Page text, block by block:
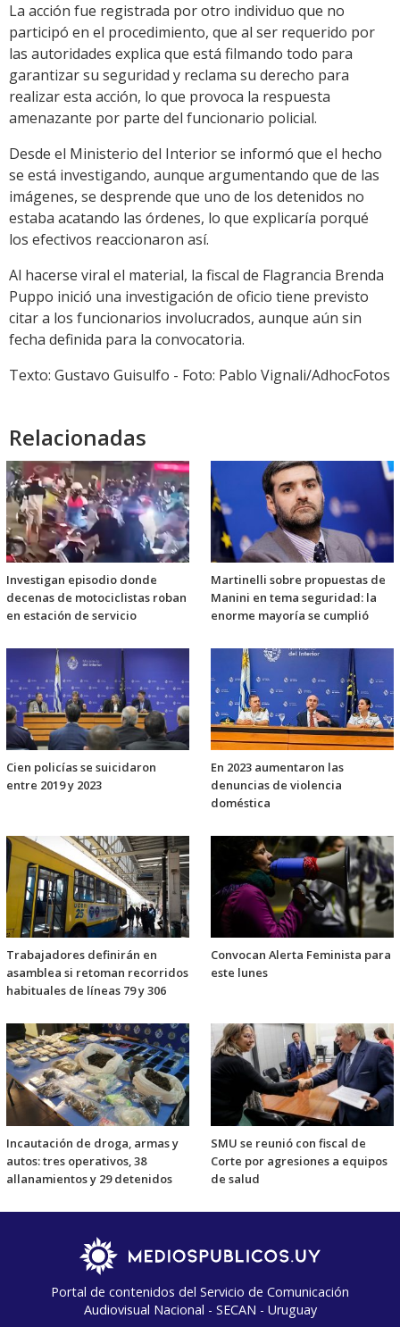
La acción fue registrada por otro individuo que no
participó en el procedimiento, que al ser requerido por
las autoridades explica que está filmando todo para
garantizar su seguridad y reclama su derecho para
realizar esta acción, lo que provoca la respuesta
amenazante por parte del funcionario policial.
Desde el Ministerio del Interior se informó que el hecho
se está investigando, aunque argumentando que de las
imágenes, se desprende que uno de los detenidos no
estaba acatando las órdenes, lo que explicaría porqué
los efectivos reaccionaron así.
Al hacerse viral el material, la fiscal de Flagrancia Brenda
Puppo inició una investigación de oficio tiene previsto
citar a los funcionarios involucrados, aunque aún sin
fecha definida para la convocatoria.
Texto: Gustavo Guisulfo - Foto: Pablo Vignali/AdhocFotos
Relacionadas
Investigan episodio donde
decenas de motociclistas roban
en estación de servicio
Martinelli sobre propuestas de
Manini en tema seguridad: la
enorme mayoría se cumplió
Cien policías se suicidaron
entre 2019 y 2023
En 2023 aumentaron las
denuncias de violencia
doméstica
Trabajadores definirán en
asamblea si retoman recorridos
habituales de líneas 79 y 306
Convocan Alerta Feminista para
este lunes
Incautación de droga, armas y
autos: tres operativos, 38
allanamientos y 29 detenidos
SMU se reunió con fiscal de
Corte por agresiones a equipos
de salud
Portal de contenidos del Servicio de Comunicación
Audiovisual Nacional - SECAN - Uruguay